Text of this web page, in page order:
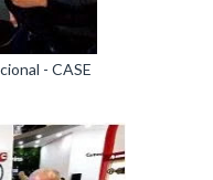
- CASE